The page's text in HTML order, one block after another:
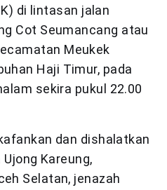
di lintasan jalan
Cot Seumancang atau
Meukek
Haji Timur, pada
sekira pukul 22.00
dan dishalatkan
Kareung,
Selatan, jenazah